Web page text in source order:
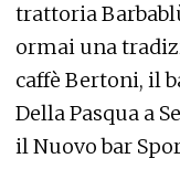
trattoria
ormai una
caffè Bertoni, il
Della Pasqua a
il Nuovo bar